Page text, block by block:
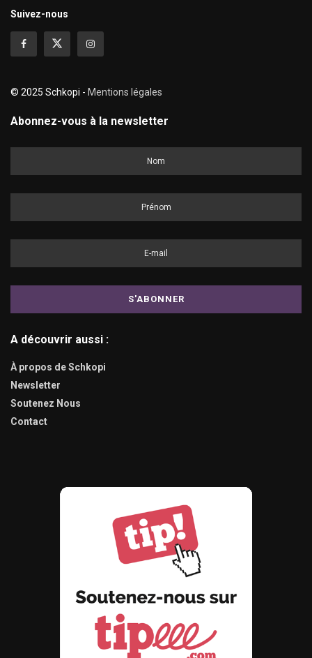
Suivez-nous
© 2025 Schkopi - Mentions légales
Abonnez-vous à la newsletter
A découvrir aussi :
À propos de Schkopi
Newsletter
Soutenez Nous
Contact